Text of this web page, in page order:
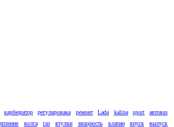
карбюратор регулировака ремонт Lada kalina sport
автоваз
волга газ втулки мощность клапан впуск
выпуск